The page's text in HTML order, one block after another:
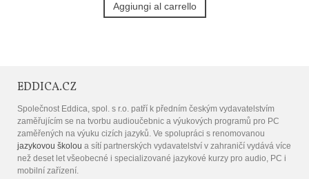
Aggiungi al carrello
EDDICA.CZ
Společnost Eddica, spol. s r.o. patří k předním českým vydavatelstvím
zaměřujícím se na tvorbu audioučebnic a výukových programů pro PC
zaměřených na výuku cizích jazyků. Ve spolupráci s renomovanou
jazykovou školou a sítí partnerských vydavatelství v zahraničí vydává více
než deset let všeobecné i specializované jazykové kurzy pro audio, PC i
mobilní zařízení.